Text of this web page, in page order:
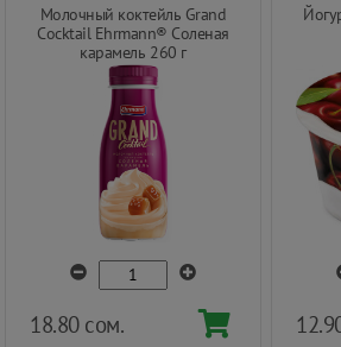
Молочный коктейль Grand
Cocktail Ehrmann® Соленая
карамель 260 г
18.80 сом.